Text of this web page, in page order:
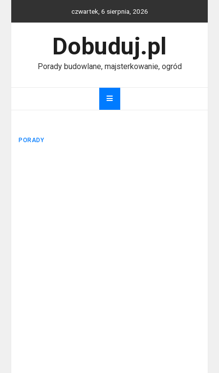
czwartek, 6 sierpnia, 2026
Dobuduj.pl
Porady budowlane, majsterkowanie, ogród
PORADY